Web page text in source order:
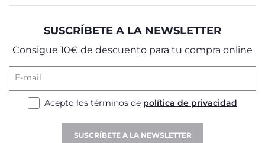
SUSCRÍBETE A LA NEWSLETTER
Consigue 10€ de descuento para tu compra online
E-mail
Acepto los términos de política de privacidad
SUSCRÍBETE A LA NEWSLETTER